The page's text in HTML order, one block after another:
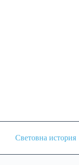
Световна история